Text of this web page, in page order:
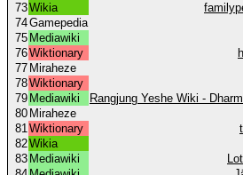
73Wikia
74Gamepedia
75 Mediawiki
76Wiktionary
77 Miraheze
78Wiktionary
79 Mediawiki Rangjung Yeshe Wiki -
80 Miraheze
81Wiktionary
82Wikia
83 Mediawiki